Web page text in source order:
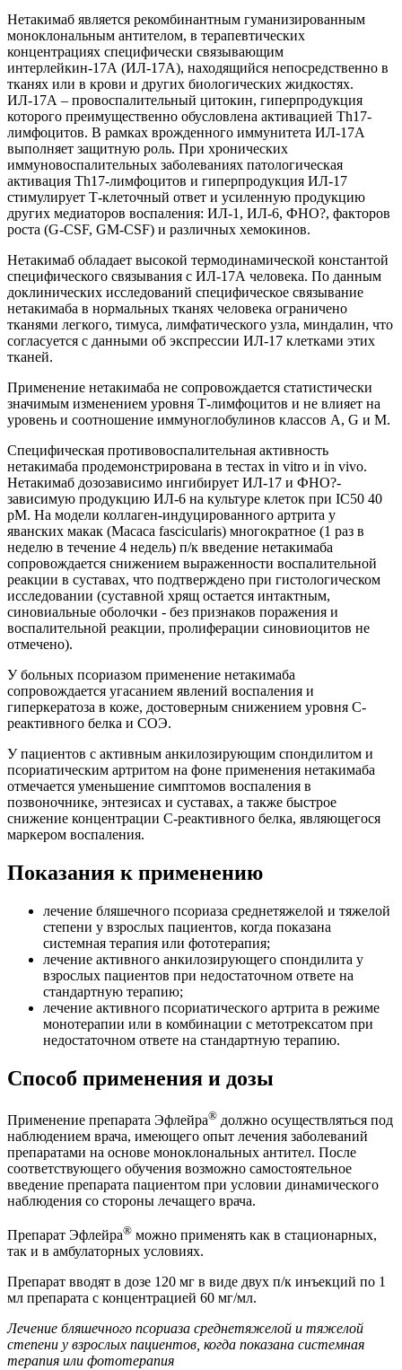
Нетакимаб является рекомбинантным гуманизированным
моноклональным антителом, в терапевтических
концентрациях специфически связывающим
интерлейкин-17А (ИЛ-17А), находящийся непосредственно в
тканях или в крови и других биологических жидкостях.
ИЛ-17А – провоспалительный цитокин, гиперпродукция
которого преимущественно обусловлена активацией Th17-
лимфоцитов. В рамках врожденного иммунитета ИЛ-17А
выполняет защитную роль. При хронических
иммуновоспалительных заболеваниях патологическая
активация Th17-лимфоцитов и гиперпродукция ИЛ-17
стимулирует Т-клеточный ответ и усиленную продукцию
других медиаторов воспаления: ИЛ-1, ИЛ-6, ФНО?, факторов
роста (G-CSF, GM-CSF) и различных хемокинов.
Нетакимаб обладает высокой термодинамической константой
специфического связывания с ИЛ-17А человека. По данным
доклинических исследований специфическое связывание
нетакимаба в нормальных тканях человека ограничено
тканями легкого, тимуса, лимфатического узла, миндалин, что
согласуется с данными об экспрессии ИЛ-17 клетками этих
тканей.
Применение нетакимаба не сопровождается статистически
значимым изменением уровня Т-лимфоцитов и не влияет на
уровень и соотношение иммуноглобулинов классов А, G и М.
Специфическая противовоспалительная активность
нетакимаба продемонстрирована в тестах in vitro и in vivo.
Нетакимаб дозозависимо ингибирует ИЛ-17 и ФНО?-
зависимую продукцию ИЛ-6 на культуре клеток при IC50 40
pM. На модели коллаген-индуцированного артрита у
яванских макак (Macaca fascicularis) многократное (1 раз в
неделю в течение 4 недель) п/к введение нетакимаба
сопровождается снижением выраженности воспалительной
реакции в суставах, что подтверждено при гистологическом
исследовании (суставной хрящ остается интактным,
синовиальные оболочки - без признаков поражения и
воспалительной реакции, пролиферации синовиоцитов не
отмечено).
У больных псориазом применение нетакимаба
сопровождается угасанием явлений воспаления и
гиперкератоза в коже, достоверным снижением уровня С-
реактивного белка и СОЭ.
У пациентов с активным анкилозирующим спондилитом и
псориатическим артритом на фоне применения нетакимаба
отмечается уменьшение симптомов воспаления в
позвоночнике, энтезисах и суставах, а также быстрое
снижение концентрации С-реактивного белка, являющегося
маркером воспаления.
Показания к применению
лечение бляшечного псориаза среднетяжелой и тяжелой
степени у взрослых пациентов, когда показана
системная терапия или фототерапия;
лечение активного анкилозирующего спондилита у
взрослых пациентов при недостаточном ответе на
стандартную терапию;
лечение активного псориатического артрита в режиме
монотерапии или в комбинации с метотрексатом при
недостаточном ответе на стандартную терапию.
Способ применения и дозы
Применение препарата Эфлейра® должно осуществляться под
наблюдением врача, имеющего опыт лечения заболеваний
препаратами на основе моноклональных антител. После
соответствующего обучения возможно самостоятельное
введение препарата пациентом при условии динамического
наблюдения со стороны лечащего врача.
Препарат Эфлейра® можно применять как в стационарных,
так и в амбулаторных условиях.
Препарат вводят в дозе 120 мг в виде двух п/к инъекций по 1
мл препарата с концентрацией 60 мг/мл.
Лечение бляшечного псориаза среднетяжелой и тяжелой
степени у взрослых пациентов, когда показана системная
терапия или фототерапия